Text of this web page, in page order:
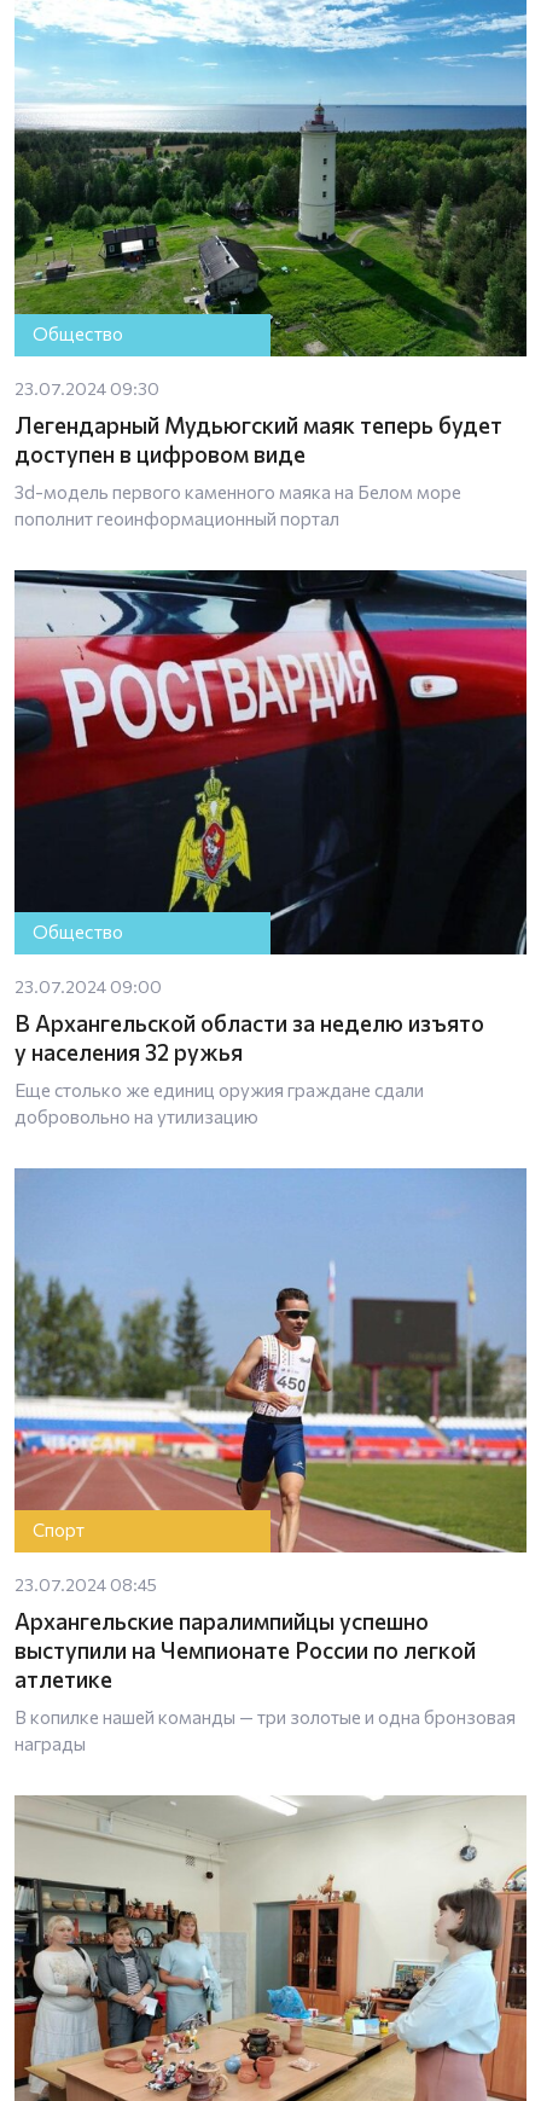
Общество
23.07.2024 09:30
Легендарный Мудьюгский маяк теперь будет
доступен в цифровом виде
3d-модель первого каменного маяка на Белом море
пополнит геоинформационный портал
Общество
23.07.2024 09:00
В Архангельской области за неделю изъято
у населения 32 ружья
Еще столько же единиц оружия граждане сдали
добровольно на утилизацию
Спорт
23.07.2024 08:45
Архангельские паралимпийцы успешно
выступили на Чемпионате России по легкой
атлетике
В копилке нашей команды — три золотые и одна бронзовая
награды